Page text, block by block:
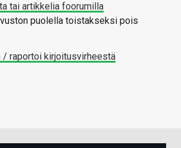
tai artikkelia foorumilla
puolella toistakseksi pois
/ raportoi kirjoitusvirheestä